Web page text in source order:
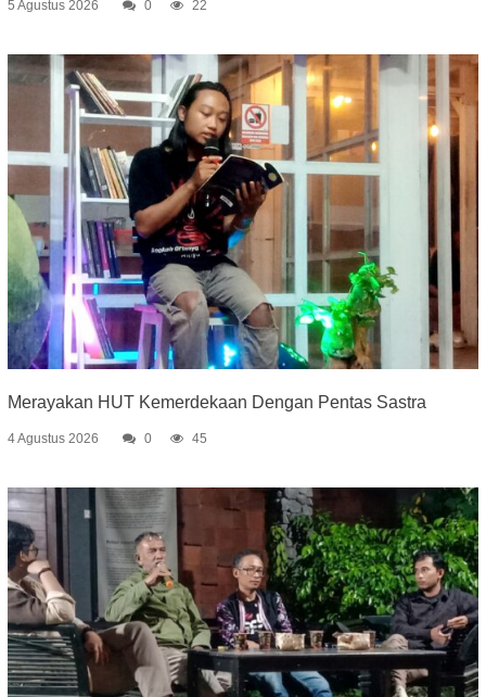
5 Agustus 2026 0 22
Merayakan HUT Kemerdekaan Dengan Pentas Sastra
4 Agustus 2026 0 45